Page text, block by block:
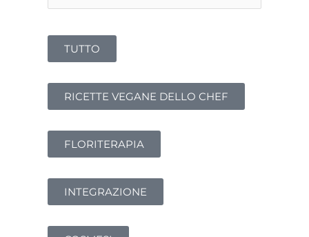
TUTTO
RICETTE VEGANE DELLO CHEF
FLORITERAPIA
INTEGRAZIONE